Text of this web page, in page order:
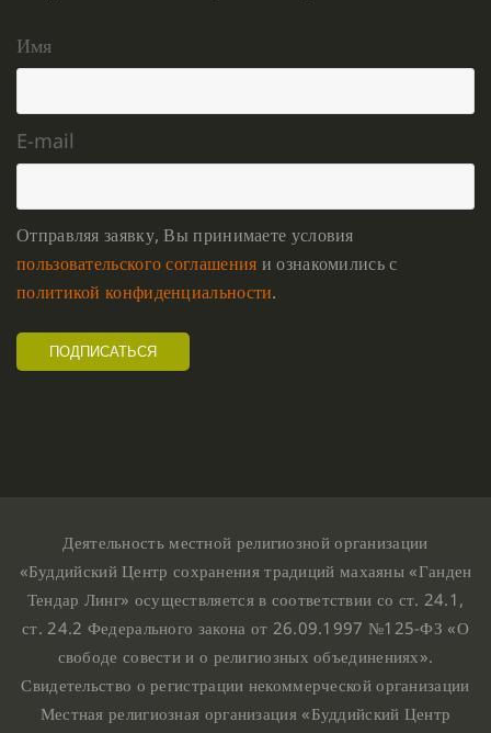
Имя
E-mail
Отправляя заявку, Вы принимаете условия
пользовательского соглашения и ознакомились с
политикой конфиденциальности.
Деятельность местной религиозной организации
«Буддийский Центр сохранения традиций махаяны «Ганден
Тендар Линг» осуществляется в соответствии со ст. 24.1,
ст. 24.2 Федерального закона от 26.09.1997 №125-ФЗ «О
свободе совести и о религиозных объединениях».
Свидетельство о регистрации некоммерческой организации
Местная религиозная организация «Буддийский Центр